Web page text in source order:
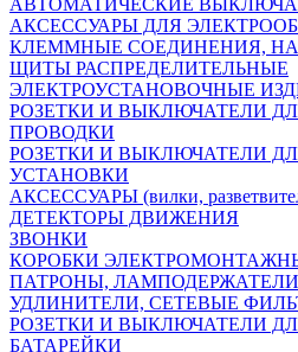
АВТОМАТИЧЕСКИЕ
АКСЕССУАРЫ ДЛЯ
КЛЕММНЫЕ СОЕДИНЕНИЯ,
ЩИТЫ РАСПРЕДЕЛИТЕЛЬНЫЕ
ЭЛЕКТРОУСТАНОВОЧНЫЕ
РОЗЕТКИ И ВЫКЛЮЧАТЕЛИ
ПРОВОДКИ
РОЗЕТКИ И ВЫКЛЮЧАТЕЛИ
УСТАНОВКИ
АКСЕССУАРЫ (вилки,
ДЕТЕКТОРЫ ДВИЖЕНИЯ
ЗВОНКИ
КОРОБКИ
ПАТРОНЫ, ЛАМПОДЕРЖАТЕЛИ
УДЛИНИТЕЛИ, СЕТЕВЫЕ
РОЗЕТКИ И ВЫКЛЮЧАТЕЛИ
БАТАРЕЙКИ